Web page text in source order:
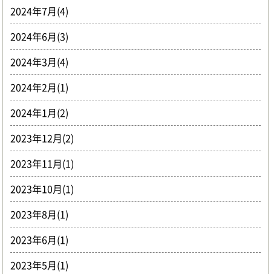
2024年7月(4)
2024年6月(3)
2024年3月(4)
2024年2月(1)
2024年1月(2)
2023年12月(2)
2023年11月(1)
2023年10月(1)
2023年8月(1)
2023年6月(1)
2023年5月(1)